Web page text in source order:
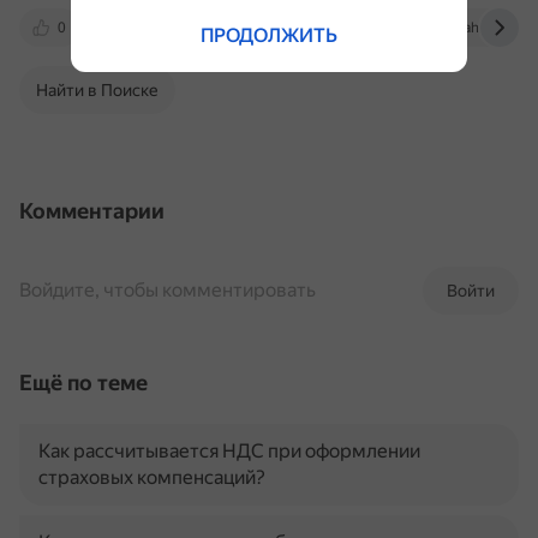
0 nalog-nalog.ru xn--80abbnbma2d3ahb2c.xn--
Найти в Поиске
Комментарии
Войти
Войдите, чтобы комментировать
Ещё по теме
Как рассчитывается НДС при оформлении
страховых компенсаций?
ПРОДОЛЖИТЬ